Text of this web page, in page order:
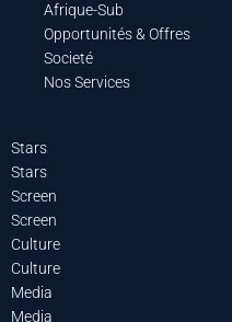
Afrique-Sub
Opportunités & Offres
Societé
Nos Services
Stars
Stars
Screen
Screen
Culture
Culture
Media
Media